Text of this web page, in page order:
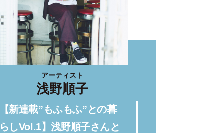
アーティスト
浅野順子
【新連載”もふもふ”との暮
らしVol.1】浅野順子さんと